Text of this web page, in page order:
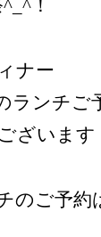
！
ナー
ランチご
ざいます
のご予約